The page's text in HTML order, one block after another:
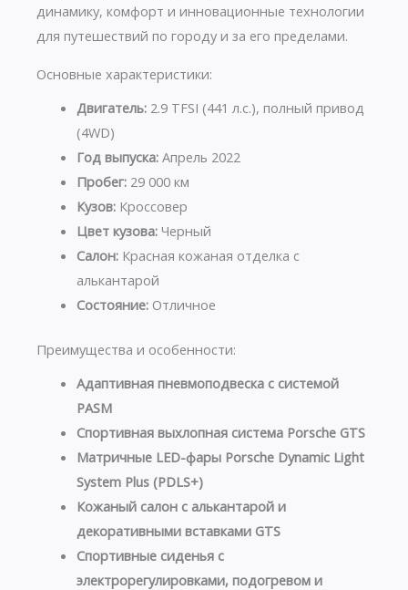
динамику, комфорт и инновационные технологии
для путешествий по городу и за его пределами.
Основные характеристики:
Двигатель:2.9 TFSI (441 л.с.), полный привод
(4WD)
Год выпуска:Апрель 2022
Пробег:29 000 км
Кузов:Кроссовер
Цвет кузова:Черный
Салон:Красная кожаная отделка с
алькантарой
Состояние:Отличное
Преимущества и особенности:
Адаптивная пневмоподвеска с системой
PASM
Спортивная выхлопная система Porsche GTS
Матричные LED-фары Porsche Dynamic Light
System Plus (PDLS+)
Кожаный салон с алькантарой и
декоративными вставками GTS
Спортивные сиденья с
электрорегулировками, подогревом и